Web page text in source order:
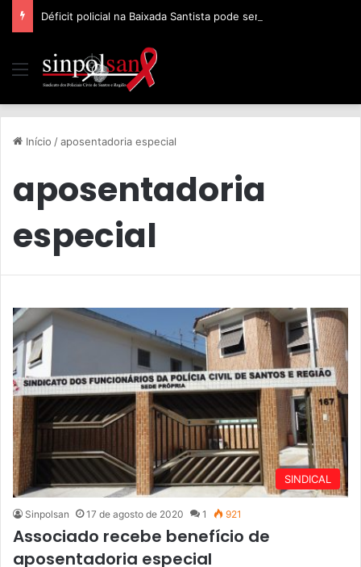
Início /aposentadoria especial
aposentadoria
especial
SINDICAL
Sinpolsan 17 de agosto de 2020 1 921
Associado recebe benefício de
aposentadoria especial